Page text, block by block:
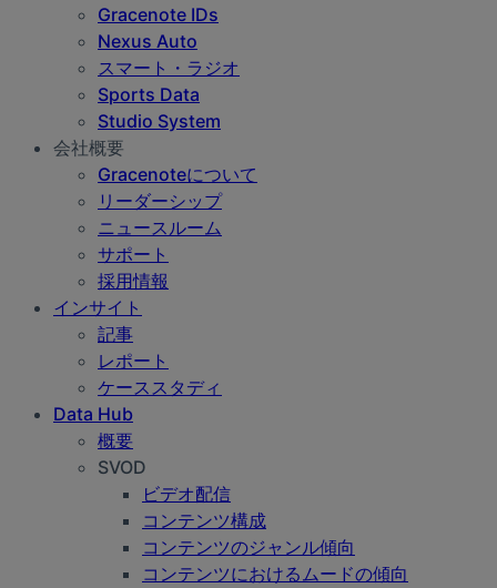
Gracenote IDs
Nexus Auto
スマート・ラジオ
Sports Data
Studio System
会社概要
Gracenoteについて
リーダーシップ
ニュースルーム
サポート
採用情報
インサイト
記事
レポート
ケーススタディ
Data Hub
概要
SVOD
ビデオ配信
コンテンツ構成
コンテンツのジャンル傾向
コンテンツにおけるムードの傾向